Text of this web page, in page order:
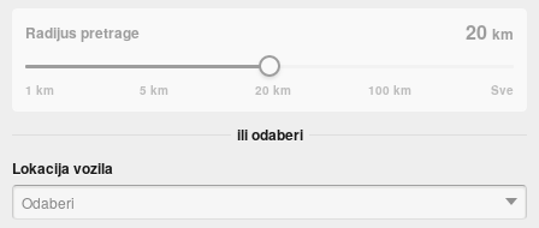
Radijus pretrage 20km
1 km 5 km 20 km 100 km Sve
ili odaberi
Lokacija vozila
Odaberi